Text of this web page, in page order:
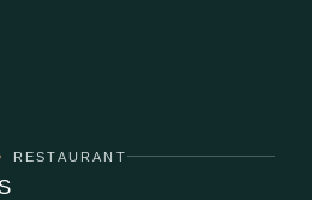
RESTAURANT